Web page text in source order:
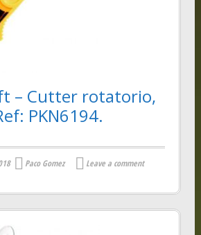
– Cutter rotatorio,
PKN6194.
Paco Gomez Leave a comment